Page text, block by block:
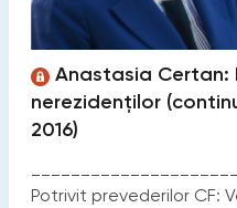
Anastasia Certan:
nerezidenților
2016)
Potrivit prevederilor CF: